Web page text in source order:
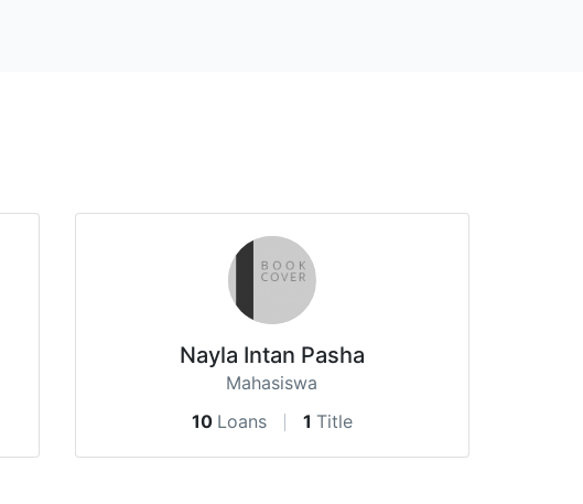
Nayla Intan Pasha
Mahasiswa
10 Loans 1 Title